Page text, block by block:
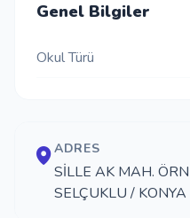
Genel Bilgiler
Okul Türü
ADRES
SİLLE AK MAH.
SELÇUKLU / KONYA